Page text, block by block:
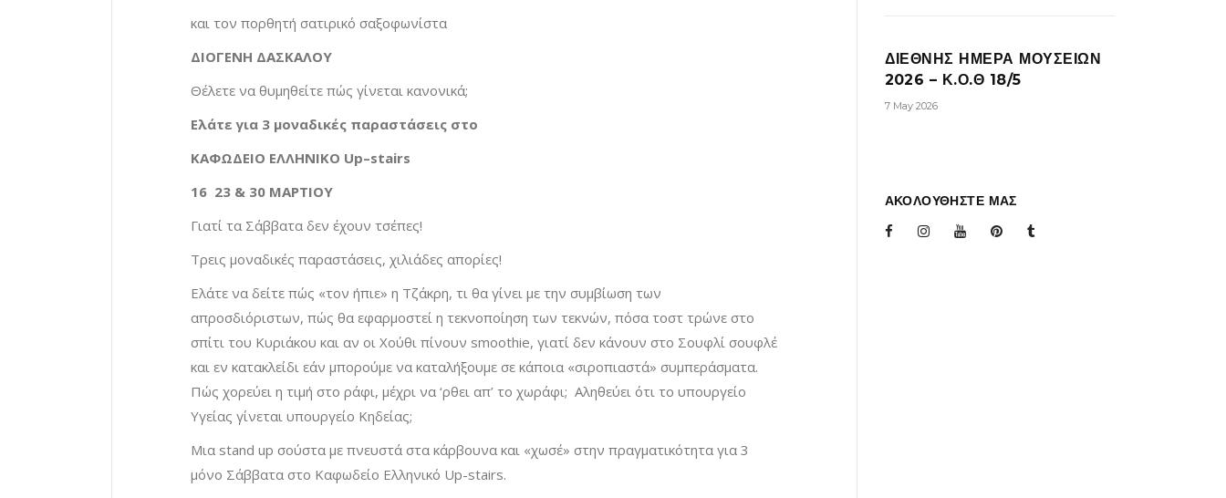
και τον πορθητή σατιρικό σαξοφωνίστα
ΔΙΟΓΕΝΗ ΔΑΣΚΑΛΟΥ
Θέλετε να θυμηθείτε πώς γίνεται κανονικά;
Ελάτε για 3 μοναδικές παραστάσεις στο
ΚΑΦΩΔΕΙΟ ΕΛΛΗΝΙΚΟ Up–stairs
16 23 & 30 ΜΑΡΤΙΟΥ
Γιατί τα Σάββατα δεν έχουν τσέπες!
Τρεις μοναδικές παραστάσεις, χιλιάδες απορίες!
Ελάτε να δείτε πώς «τον ήπιε» η Τζάκρη, τι θα γίνει με την συμβίωση των
απροσδιόριστων, πώς θα εφαρμοστεί η τεκνοποίηση των τεκνών, πόσα τοστ τρώνε στο
σπίτι του Κυριάκου και αν οι Χούθι πίνουν smoothie, γιατί δεν κάνουν στο Σουφλί σουφλέ
και εν κατακλείδι εάν μπορούμε να καταλήξουμε σε κάποια «σιροπιαστά» συμπεράσματα.
Πώς χορεύει η τιμή στο ράφι, μέχρι να ‘ρθει απ’ το χωράφι; Αληθεύει ότι το υπουργείο
Υγείας γίνεται υπουργείο Κηδείας;
Μια stand up σούστα με πνευστά στα κάρβουνα και «χωσέ» στην πραγματικότητα για 3
μόνο Σάββατα στο Καφωδείο Ελληνικό Up-stairs.
ΔΙΕΘΝΗΣ ΗΜΕΡΑ ΜΟΥΣΕΙΩΝ
2026 – Κ.Ο.Θ 18/5
7 May 2026
ΑΚΟΛΟΥΘΗΣΤΕ ΜΑΣ